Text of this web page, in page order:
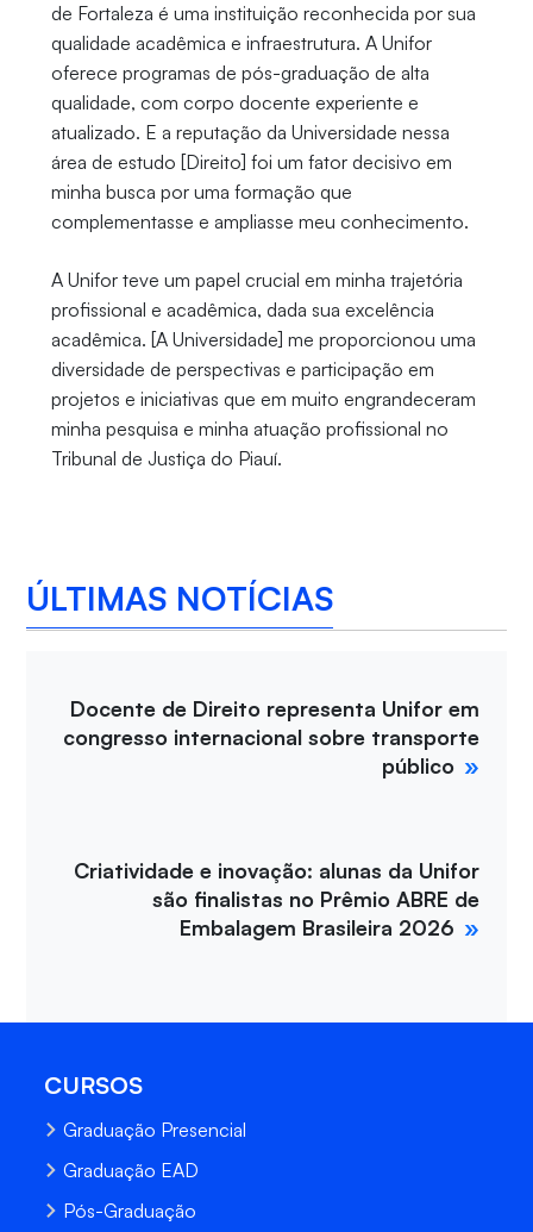
de Fortaleza é uma instituição reconhecida por sua
qualidade acadêmica e infraestrutura. A Unifor
oferece programas de pós-graduação de alta
qualidade, com corpo docente experiente e
atualizado. E a reputação da Universidade nessa
área de estudo [Direito] foi um fator decisivo em
minha busca por uma formação que
complementasse e ampliasse meu conhecimento.
A Unifor teve um papel crucial em minha trajetória
profissional e acadêmica, dada sua excelência
acadêmica. [A Universidade] me proporcionou uma
diversidade de perspectivas e participação em
projetos e iniciativas que em muito engrandeceram
minha pesquisa e minha atuação profissional no
Tribunal de Justiça do Piauí.
ÚLTIMAS NOTÍCIAS
Docente de Direito representa Unifor em
congresso internacional sobre transporte
público
Criatividade e inovação: alunas da Unifor
são finalistas no Prêmio ABRE de
Embalagem Brasileira 2026
CURSOS
Graduação Presencial
Graduação EAD
Pós-Graduação